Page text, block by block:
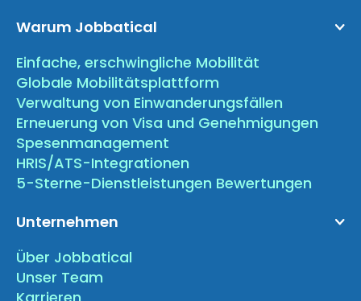
Warum Jobbatical
Einfache, erschwingliche Mobilität
Globale Mobilitätsplattform
Verwaltung von Einwanderungsfällen
Erneuerung von Visa und Genehmigungen
Spesenmanagement
HRIS/ATS-Integrationen
5-Sterne-Dienstleistungen Bewertungen
Unternehmen
Über Jobbatical
Unser Team